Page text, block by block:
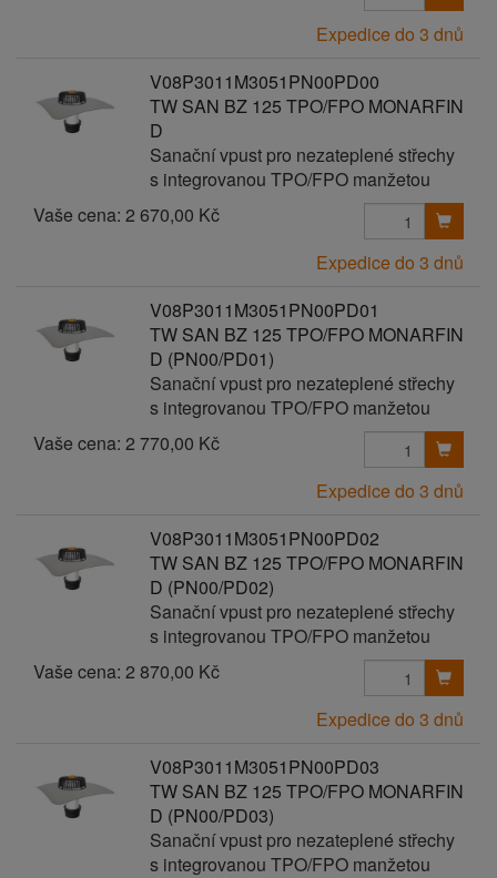
Expedice do 3 dnů
V08P3011M3051PN00PD00
TW SAN BZ 125 TPO/FPO MONARFIN
D
Sanační vpust pro nezateplené střechy
s integrovanou TPO/FPO manžetou
Vaše cena: 2 670,00 Kč
Expedice do 3 dnů
V08P3011M3051PN00PD01
TW SAN BZ 125 TPO/FPO MONARFIN
D (PN00/PD01)
Sanační vpust pro nezateplené střechy
s integrovanou TPO/FPO manžetou
Vaše cena: 2 770,00 Kč
Expedice do 3 dnů
V08P3011M3051PN00PD02
TW SAN BZ 125 TPO/FPO MONARFIN
D (PN00/PD02)
Sanační vpust pro nezateplené střechy
s integrovanou TPO/FPO manžetou
Vaše cena: 2 870,00 Kč
Expedice do 3 dnů
V08P3011M3051PN00PD03
TW SAN BZ 125 TPO/FPO MONARFIN
D (PN00/PD03)
Sanační vpust pro nezateplené střechy
s integrovanou TPO/FPO manžetou